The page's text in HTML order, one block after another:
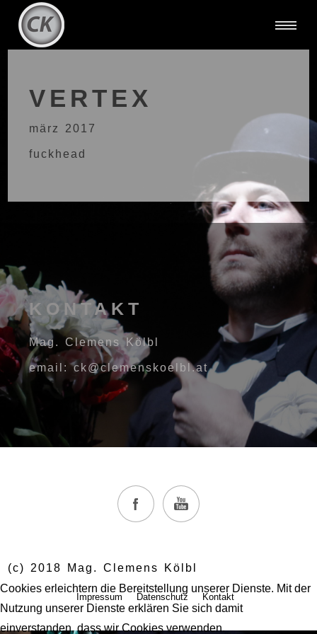
VERTEX
märz 2017
fuckhead
KONTAKT
Mag. Clemens Kölbl
email: ck@clemenskoelbl.at
(c) 2018 Mag. Clemens Kölbl
Impressum Datenschutz Kontakt
Cookies erleichtern die Bereitstellung unserer Dienste. Mit der
Nutzung unserer Dienste erklären Sie sich damit
einverstanden, dass wir Cookies verwenden.